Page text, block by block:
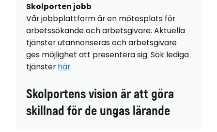
Skolporten jobb
Vår jobbplattform är en mötesplats för
arbetssökande och arbetsgivare. Aktuella
tjänster utannonseras och arbetsgivare
ges möjlighet att presentera sig. Sök lediga
tjänster här.
Skolportens vision är att göra
skillnad för de ungas lärande